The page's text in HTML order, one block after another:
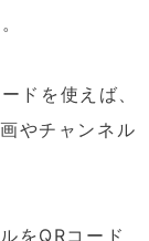
ドを使えば、
やチャンネル
をQRコード